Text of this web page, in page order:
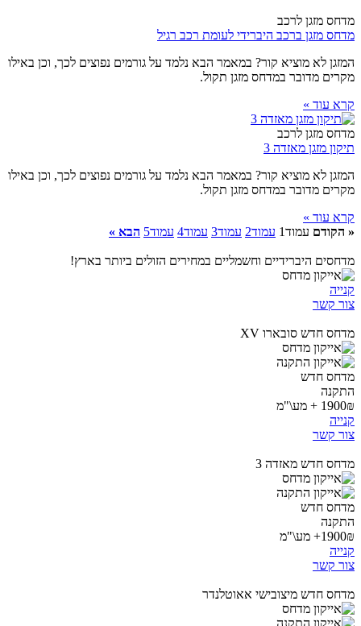
מדחס מזגן לרכב
מדחס מזגן ברכב היברידי לעומת רכב רגיל
המזגן לא מוציא קור? במאמר הבא נלמד על גורמים נפוצים לכך, וכן באילו
מקרים מדובר במדחס מזגן תקול.
קרא עוד »
מדחס מזגן לרכב
תיקון מזגן מאזדה 3
המזגן לא מוציא קור? במאמר הבא נלמד על גורמים נפוצים לכך, וכן באילו
מקרים מדובר במדחס מזגן תקול.
קרא עוד »
« הקודם עמוד1 עמוד2 עמוד3 עמוד4 עמוד5 הבא »
מדחסים היברידיים וחשמליים במחירים הזולים ביותר בארץ!
קנייה
צור קשר
מדחס חדש סובארו XV
מדחס חדש
התקנה
1900₪ + מע\"מ
קנייה
צור קשר
מדחס חדש מאזדה 3
מדחס חדש
התקנה
1900₪+ מע\"מ
קנייה
צור קשר
מדחס חדש מיצובישי אאוטלנדר